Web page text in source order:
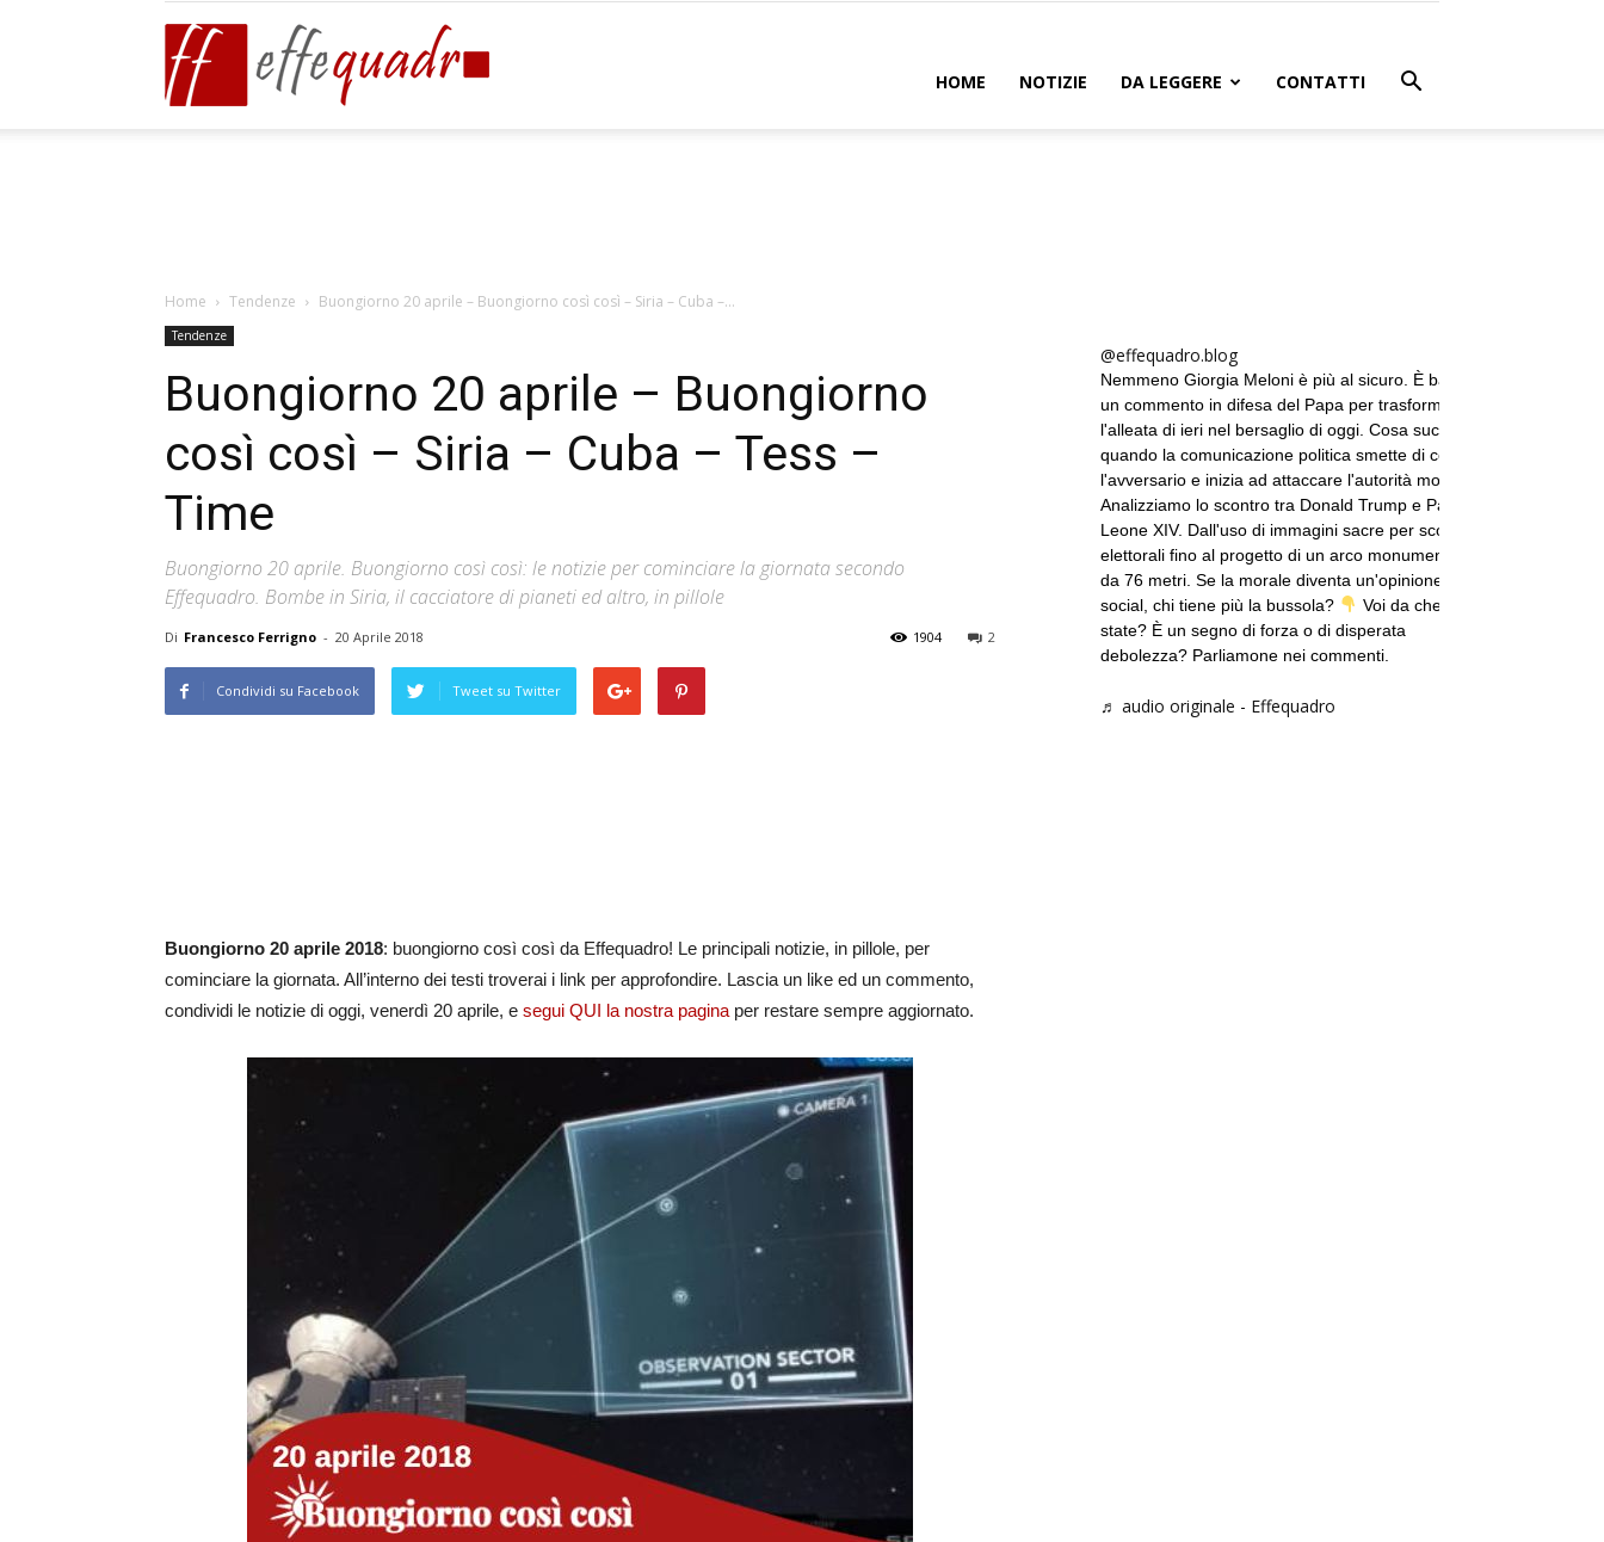
HOME NOTIZIE DA LEGGERE CONTATTI
Home Tendenze Buongiorno 20 aprile – Buongiorno così così – Siria – Cuba –...
Tendenze
Buongiorno 20 aprile – Buongiorno
così così – Siria – Cuba – Tess –
Time
Buongiorno 20 aprile. Buongiorno così così: le notizie per cominciare la giornata secondo
Effequadro. Bombe in Siria, il cacciatore di pianeti ed altro, in pillole
Di Francesco Ferrigno - 20 Aprile 2018 2
1904
Condividi su Facebook Tweet su Twitter
Buongiorno 20 aprile 2018: buongiorno così così da Effequadro! Le principali notizie, in pillole, per
cominciare la giornata. All’interno dei testi troverai i link per approfondire. Lascia un like ed un commento,
condividi le notizie di oggi, venerdì 20 aprile, e segui QUI la nostra pagina per restare sempre aggiornato.
@effequadro.blog
Nemmeno Giorgia Meloni è più al sicuro. È bastato
un commento in difesa del Papa per trasformare
l'alleata di ieri nel bersaglio di oggi. Cosa succede
quando la comunicazione politica smette di colpire
l'avversario e inizia ad attaccare l'autorità morale?
Analizziamo lo scontro tra Donald Trump e Papa
Leone XIV. Dall'uso di immagini sacre per scopi
elettorali fino al progetto di un arco monumentale
da 76 metri. Se la morale diventa un'opinione
social, chi tiene più la bussola?
Voi da che parte
state? È un segno di forza o di disperata
debolezza? Parliamone nei commenti.
♬ audio originale - Effequadro